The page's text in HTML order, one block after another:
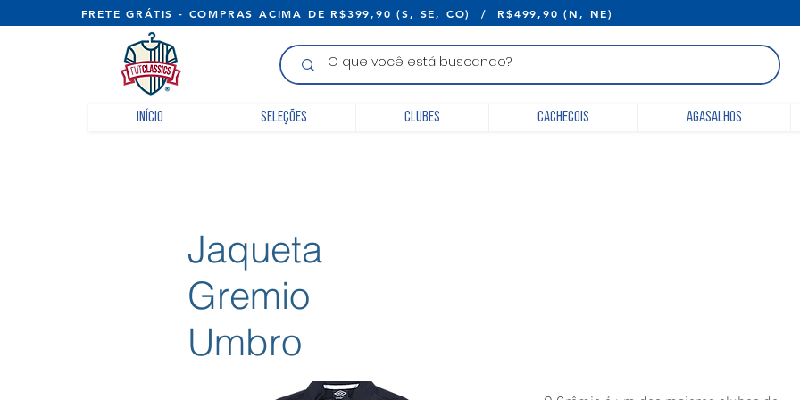
FRETE GRÁTIS - COMPRAS ACIMA DE R$399,90 (S, SE, CO) / R$499,90 (N,
Início Seleções Clubes Cachecois Agasalhos
Jaqueta
Gremio
Umbro